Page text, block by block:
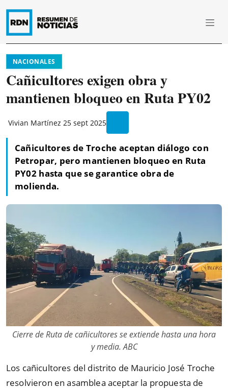
NACIONALES
Cañicultores exigen obra y
mantienen bloqueo en Ruta PY02
Vivian Martínez 25 sept 2025
Cañicultores de Troche aceptan diálogo con
Petropar, pero mantienen bloqueo en Ruta
PY02 hasta que se garantice obra de
molienda.
Cierre de Ruta de cañicultores se extiende hasta una hora
y media. ABC
Los cañicultores del distrito de Mauricio José Troche
resolvieron en asamblea aceptar la propuesta de